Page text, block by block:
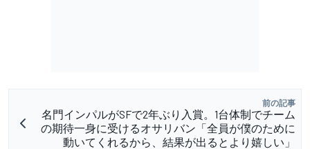
前の記事
名門インパルがSFで2年ぶり入賞。1台体制でチーム
の期待一身に受けるオサリバン「全員が僕のために
動いてくれるから、結果が出るとより嬉しい」